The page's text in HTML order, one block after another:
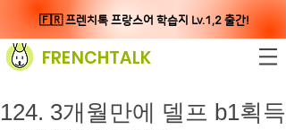
🇫🇷 프렌치톡 프랑스어 학습지 Lv.1,2 출간!
FRENCHTALK
124. 3개월만에 델프 b1획득